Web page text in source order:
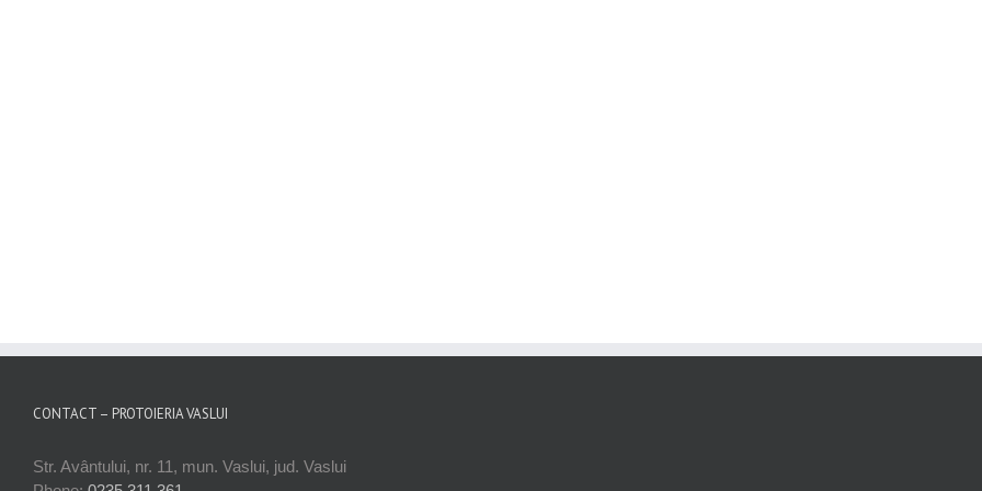
CONTACT – PROTOIERIA VASLUI
Str. Avântului, nr. 11, mun. Vaslui, jud. Vaslui